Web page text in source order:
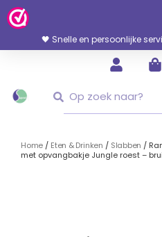
Ga
Naar
Inhoud
🖤 Snelle en persoonlijke
Home / Eten & Drinken / Slabben /
met opvangbakje Jungle roest –